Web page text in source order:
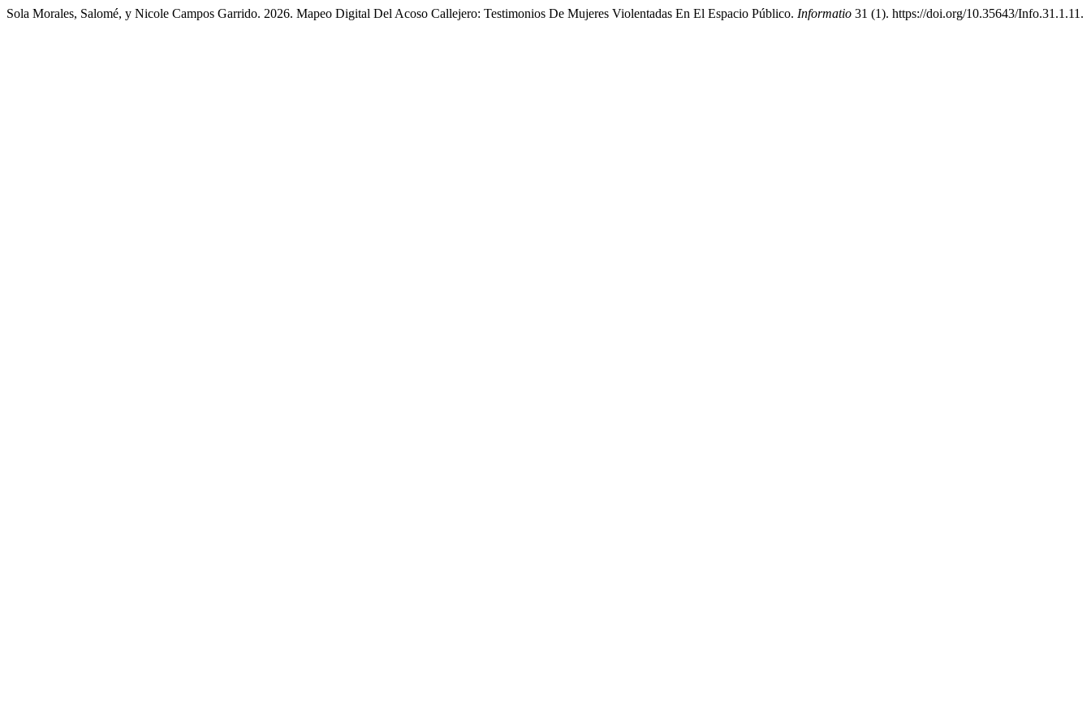
Sola Morales, Salomé, y Nicole Campos Garrido. 2026. Mapeo Digital Del Acoso Callejero: Testimonios De Mujeres Violentadas En El Espacio Público. Informatio 31 (1). https://doi.org/10.35643/Info.31.1.11.